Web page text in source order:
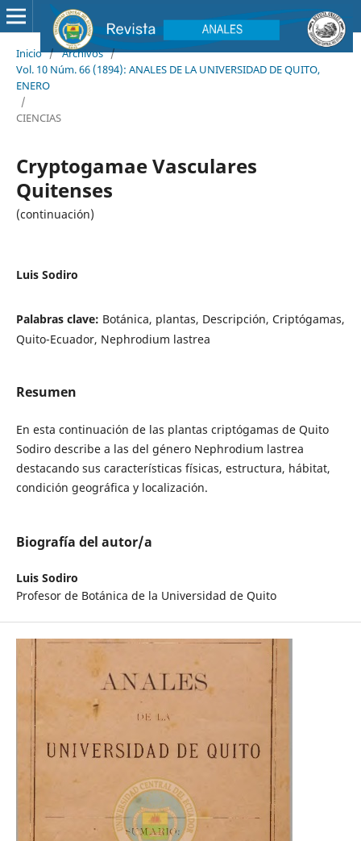
Inicio / Archivos /
Vol. 10 Núm. 66 (1894): ANALES DE LA UNIVERSIDAD DE QUITO,
ENERO
/
CIENCIAS
Cryptogamae Vasculares
Quitenses
(continuación)
Luis Sodiro
Palabras clave: Botánica, plantas, Descripción, Criptógamas,
Quito-Ecuador, Nephrodium lastrea
Resumen
En esta continuación de las plantas criptógamas de Quito
Sodiro describe a las del género Nephrodium lastrea
destacando sus características físicas, estructura, hábitat,
condición geográfica y localización.
Biografía del autor/a
Luis Sodiro
Profesor de Botánica de la Universidad de Quito